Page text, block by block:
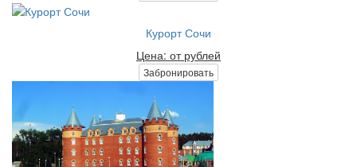
Курорт Сочи
Цена: от рублей
Забронировать